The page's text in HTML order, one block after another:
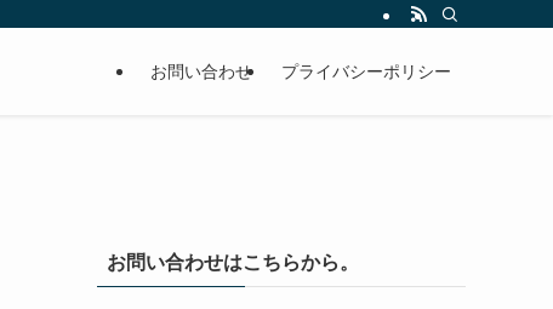
お問い合わせ プライバシーポリシー
お問い合わせはこちらから。